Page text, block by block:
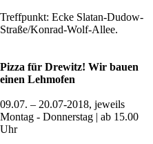
Treffpunkt: Ecke Slatan-Dudow-
Straße/Konrad-Wolf-Allee.
Pizza für Drewitz! Wir bauen
einen Lehmofen
09.07. – 20.07-2018, jeweils
Montag - Donnerstag | ab 15.00
Uhr